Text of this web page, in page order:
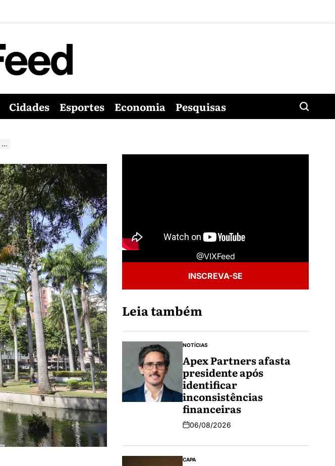
Cidades Esportes Economia Pesquisas
@VIXFeed
INSCREVA-SE
Leia também
NOTÍCIAS
Apex Partners afasta
presidente após
identificar
inconsistências
financeiras
06/08/2026
CAPA